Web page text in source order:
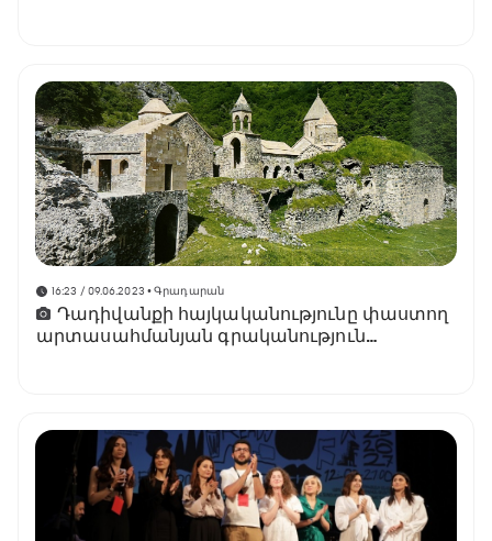
16:23 / 09.06.2023 • Գրադարան
Դադիվանքի հայկականությունը փաստող
արտասահմանյան գրականություն